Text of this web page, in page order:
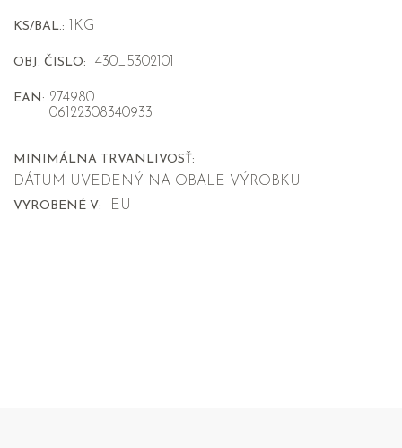
KS/BAL.: 1KG
OBJ. ČISLO: 430_5302101
EAN: 274980
06122308340933
MINIMÁLNA TRVANLIVOSŤ:
DÁTUM UVEDENÝ NA OBALE VÝROBKU
VYROBENÉ V: EU